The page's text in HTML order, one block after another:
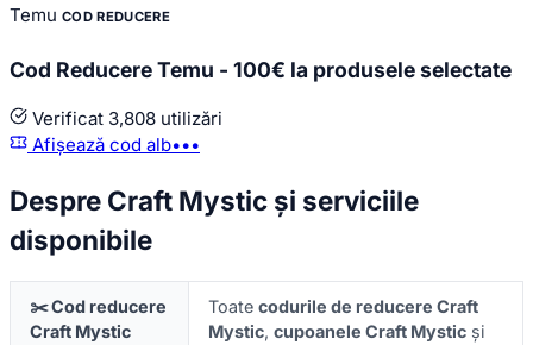
Temu COD REDUCERE
Cod Reducere Temu - 100€ la produsele selectate
Verificat 3,808 utilizări
Afișează cod alb•••
Despre Craft Mystic și serviciile
disponibile
✂️ Cod reducere
Craft Mystic
Toate codurile de reducere Craft
Mystic, cupoanele Craft Mystic și